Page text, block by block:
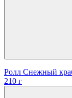
Ролл Снежный
210 г